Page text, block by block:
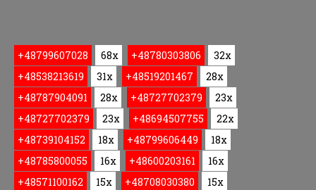
+48799607028 68x +48780303806
32x
+48538213619
31x +48519201467
28x
+48787904091
28x +48727702379
23x
+48727702379
23x +48694507755
22x
+48739104152
18x +48799606449
18x
+48785800055
16x +48600203161
16x
+48571100162
15x +48708030380
15x